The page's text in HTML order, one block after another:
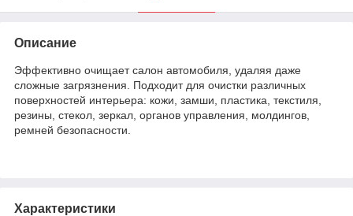
Описание
Эффективно очищает салон автомобиля, удаляя даже
сложные загрязнения. Подходит для очистки различных
поверхностей интерьера: кожи, замши, пластика, текстиля,
резины, стекол, зеркал, органов управления, молдингов,
ремней безопасности.
Характеристики